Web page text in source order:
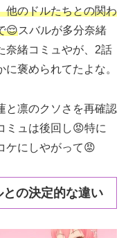
他のドルたちとの関わ
😌スバルが多分奈緒
奈緒コミュやが、2話
褒められてたよな。
と凛のクソさを再確認
ミュは後回し😡特に
ケにしやがって😡
の決定的な違い